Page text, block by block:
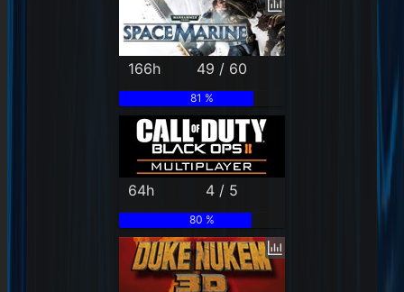
166h 49 / 60
81 %
64h 4 / 5
80 %